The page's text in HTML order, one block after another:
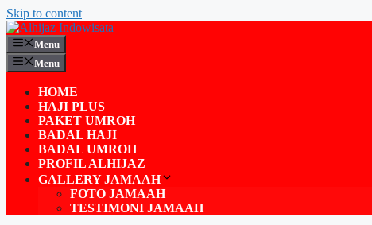
Skip to content
Menu
Menu
HOME
HAJI PLUS
PAKET UMROH
BADAL HAJI
BADAL UMROH
PROFIL ALHIJAZ
GALLERY JAMAAH
FOTO JAMAAH
TESTIMONI JAMAAH